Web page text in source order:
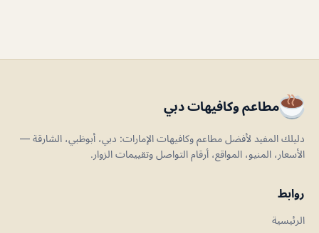
مطاعم وكافيهات دبي
دليلك المفيد لأفضل مطاعم وكافيهات الإمارات: دبي، أبوظبي، الشارقة —
الأسعار، المنيو، المواقع، أرقام التواصل وتقييمات الزوار.
روابط
الرئيسية